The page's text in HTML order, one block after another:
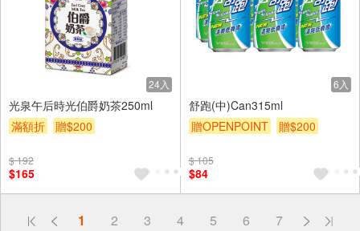
24入
光泉午后時光伯爵奶茶250ml
滿額折
贈$200
$ 192
$165
6入
舒跑(中)Can315ml
贈OPENPOINT
贈$200
$ 105
$84
1 2 3 4 5 6 7
偏遠地區配送